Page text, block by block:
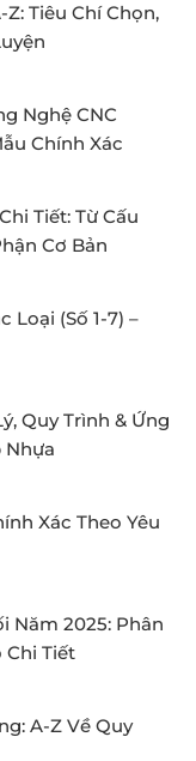
Tiêu Chí Chọn,
Nghệ CNC
Chính Xác
Tiết: Từ Cấu
Cơ Bản
Loại (Số 1-7) –
Quy Trình & Ứng
Nhựa
Xác Theo Yêu
Năm 2025: Phân
Chi Tiết
A-Z Về Quy